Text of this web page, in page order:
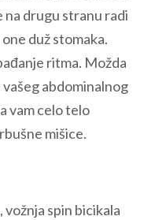
na drugu stranu radi
duž stomaka.
ritma. Možda
abdominalnog
vam celo telo
mišice.
vožnja spin bicikala